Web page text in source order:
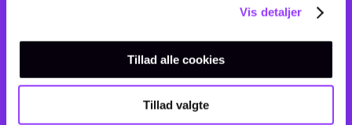
Vis detaljer
Tillad alle cookies
Tillad valgte